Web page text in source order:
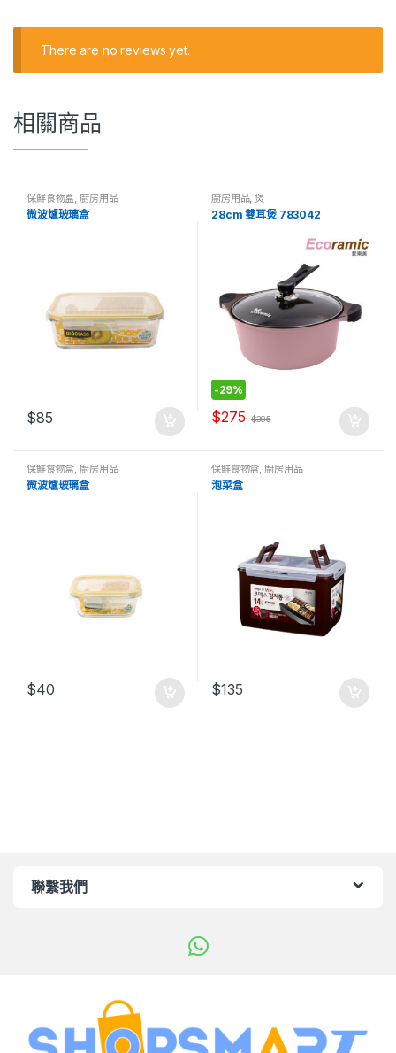
There are no reviews yet.
相關商品
保鮮食物盒 廚房用品
微波爐玻璃盒
$85
廚房用品,煲
28cm 雙耳煲 783042
-29%
$275 $385
保鮮食物盒,廚房用品
微波爐玻璃盒
$40
保鮮食物盒,廚房用品
泡菜盒
$135
聯繫我們